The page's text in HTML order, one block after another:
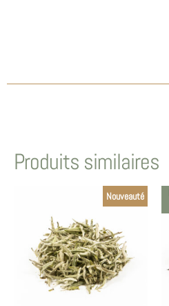
Produits similaires
Nouveauté